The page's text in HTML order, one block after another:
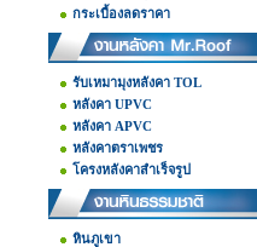
กระเบื้องลดราคา
รับเหมามุงหลังคา TOL
หลังคา UPVC
หลังคา APVC
หลังคาตราเพชร
โครงหลังคาสำเร็จรูป
หินภูเขา